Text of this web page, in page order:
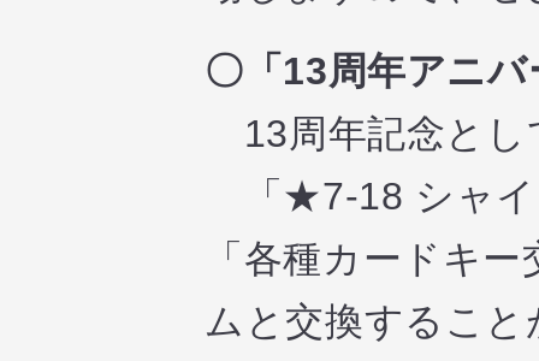
〇「13周年アニ
13周年記念とし
「★7-18 シャイ
「各種カードキ
ムと交換するこ